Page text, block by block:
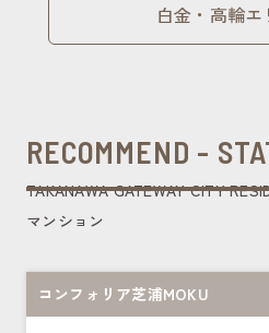
白金・高輪
RECOMMEND -
TAKANAWA GATEWAY CITY
マンション
コンフォリア芝浦MOKU